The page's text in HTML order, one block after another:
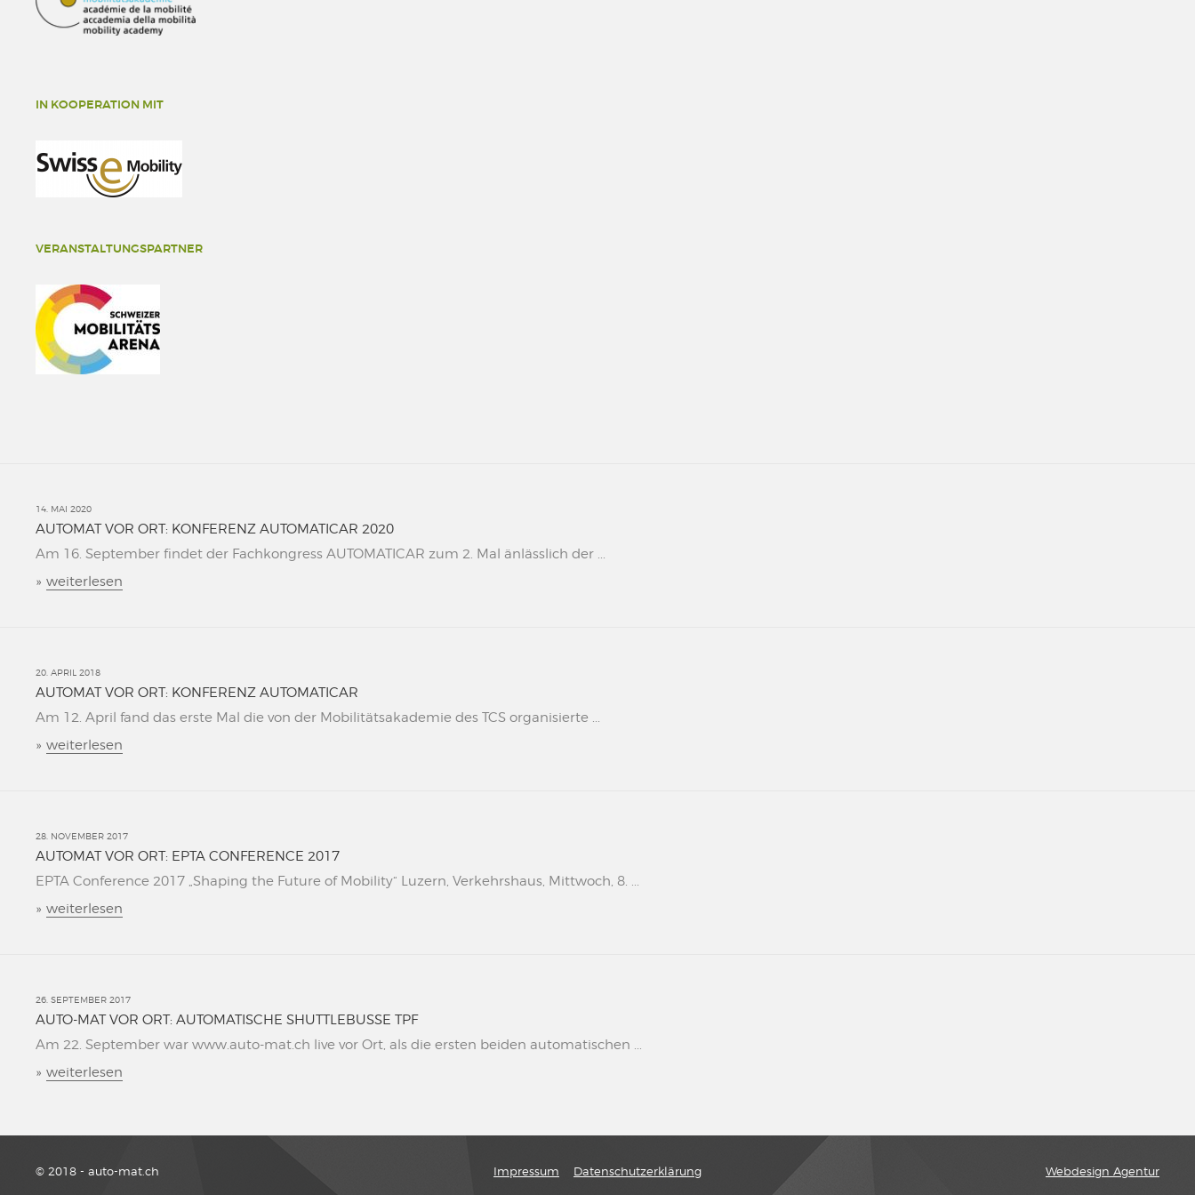
IN KOOPERATION MIT
VERANSTALTUNGSPARTNER
14. MAI 2020
AUTOMAT VOR ORT: KONFERENZ AUTOMATICAR 2020
Am 16. September findet der Fachkongress AUTOMATICAR zum 2. Mal änlässlich der ...
» weiterlesen
20. APRIL 2018
AUTOMAT VOR ORT: KONFERENZ AUTOMATICAR
Am 12. April fand das erste Mal die von der Mobilitätsakademie des TCS organisierte ...
» weiterlesen
28. NOVEMBER 2017
AUTOMAT VOR ORT: EPTA CONFERENCE 2017
EPTA Conference 2017 „Shaping the Future of Mobility“ Luzern, Verkehrshaus, Mittwoch, 8. ...
» weiterlesen
26. SEPTEMBER 2017
AUTO-MAT VOR ORT: AUTOMATISCHE SHUTTLEBUSSE TPF
Am 22. September war www.auto-mat.ch live vor Ort, als die ersten beiden automatischen ...
» weiterlesen
© 2018 - auto-mat.ch Impressum Datenschutzerklärung Webdesign Agentur